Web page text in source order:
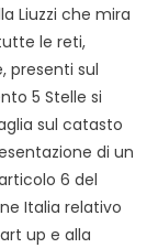
Liuzzi che mira
le reti,
presenti sul
5 Stelle si
sul catasto
di un
6 del
Italia relativo
up e alla